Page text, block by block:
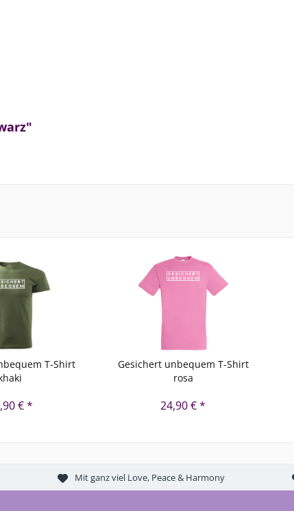
T-Shirt
€ *
Gesichert unbequem T-Shirt
rosa
24,90 € *
Mit ganz viel Love, Peace & Harmony